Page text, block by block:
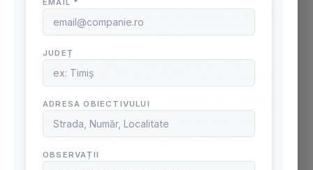
producătorului, împreună cu piesele de schimb
certificate conform modelului.
SPEEDFIRE.RO – PARTENERUL TĂU ÎN
ASIGURAREA SECURITĂȚII LA INCENDIU
Cu o vastă experiență în domeniul securității la
incendiu, SpeedFire.ro este partenerul de
încredere care poate asigura verificări
profesionale și mentenanță adecvată pentru